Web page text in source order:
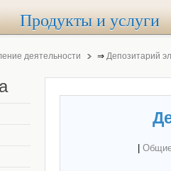
Продукты и услуги
деятельности ⇒ Депозитарий